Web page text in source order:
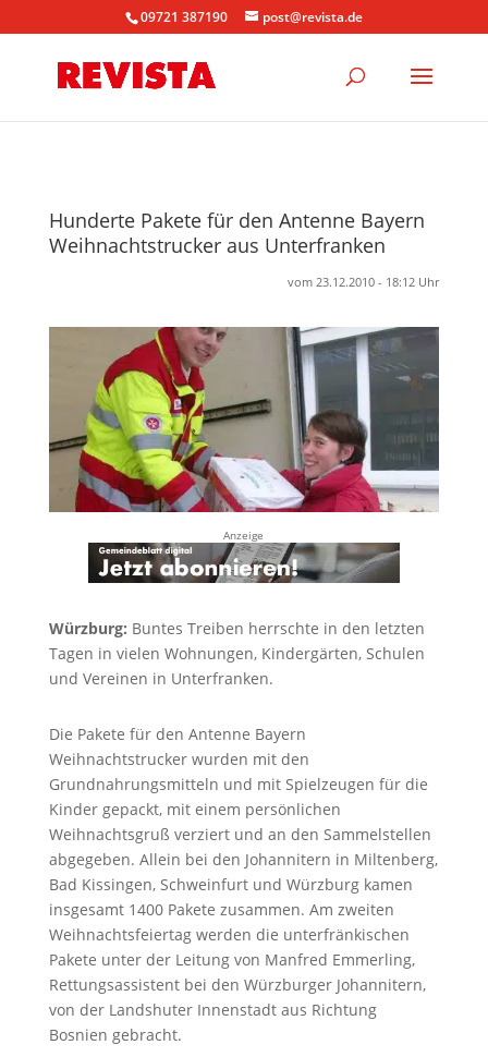
09721 387190 post@revista.de
Hunderte Pakete für den Antenne Bayern
Weihnachtstrucker aus Unterfranken
vom 23.12.2010 - 18:12 Uhr
Anzeige
Würzburg: Buntes Treiben herrschte in den letzten
Tagen in vielen Wohnungen, Kindergärten, Schulen
und Vereinen in Unterfranken.
Die Pakete für den Antenne Bayern
Weihnachtstrucker wurden mit den
Grundnahrungsmitteln und mit Spielzeugen für die
Kinder gepackt, mit einem persönlichen
Weihnachtsgruß verziert und an den Sammelstellen
abgegeben. Allein bei den Johannitern in Miltenberg,
Bad Kissingen, Schweinfurt und Würzburg kamen
insgesamt 1400 Pakete zusammen. Am zweiten
Weihnachtsfeiertag werden die unterfränkischen
Pakete unter der Leitung von Manfred Emmerling,
Rettungsassistent bei den Würzburger Johannitern,
von der Landshuter Innenstadt aus Richtung
Bosnien gebracht.